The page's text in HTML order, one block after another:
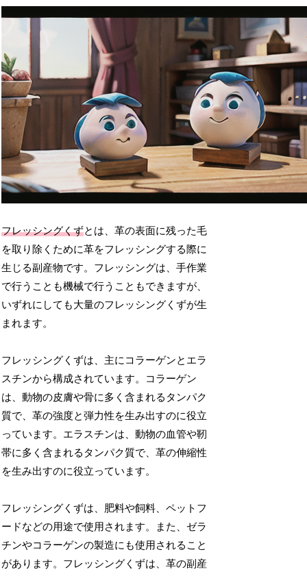
フレッシングくずとは、革の表面に残った毛
を取り除くために革をフレッシングする際に
生じる副産物です。フレッシングは、手作業
で行うことも機械で行うこともできますが、
いずれにしても大量のフレッシングくずが生
まれます。
フレッシングくずは、主にコラーゲンとエラ
スチンから構成されています。コラーゲン
は、動物の皮膚や骨に多く含まれるタンパク
質で、革の強度と弾力性を生み出すのに役立
っています。エラスチンは、動物の血管や靭
帯に多く含まれるタンパク質で、革の伸縮性
を生み出すのに役立っています。
フレッシングくずは、肥料や飼料、ペットフ
ードなどの用途で使用されます。また、ゼラ
チンやコラーゲンの製造にも使用されること
があります。フレッシングくずは、革の副産